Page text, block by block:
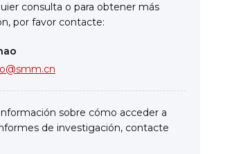
consulta o para obtener más
por favor contacte:
sobre cómo acceder a
de investigación, contacte